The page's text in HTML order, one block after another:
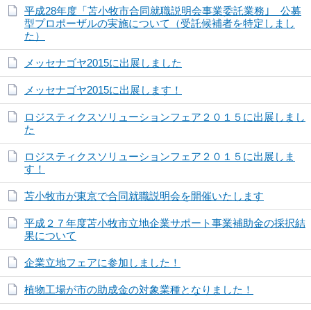
平成28年度「苫小牧市合同就職説明会事業委託業務｣ 公募
型プロポーザルの実施について（受託候補者を特定しまし
た）
メッセナゴヤ2015に出展しました
メッセナゴヤ2015に出展します！
ロジスティクスソリューションフェア２０１５に出展しまし
た
ロジスティクスソリューションフェア２０１５に出展しま
す！
苫小牧市が東京で合同就職説明会を開催いたします
平成２７年度苫小牧市立地企業サポート事業補助金の採択結
果について
企業立地フェアに参加しました！
植物工場が市の助成金の対象業種となりました！